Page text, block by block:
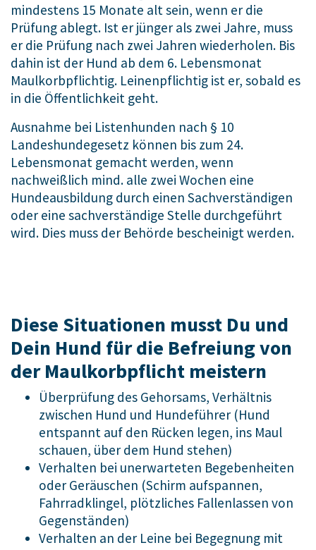
mindestens 15 Monate alt sein, wenn er die
Prüfung ablegt. Ist er jünger als zwei Jahre, muss
er die Prüfung nach zwei Jahren wiederholen. Bis
dahin ist der Hund ab dem 6. Lebensmonat
Maulkorbpflichtig. Leinenpflichtig ist er, sobald es
in die Öffentlichkeit geht.
Ausnahme bei Listenhunden nach § 10
Landeshundegesetz können bis zum 24.
Lebensmonat gemacht werden, wenn
nachweißlich mind. alle zwei Wochen eine
Hundeausbildung durch einen Sachverständigen
oder eine sachverständige Stelle durchgeführt
wird. Dies muss der Behörde bescheinigt werden.
Diese Situationen musst Du und
Dein Hund für die Befreiung von
der Maulkorbpflicht meistern
Überprüfung des Gehorsams, Verhältnis
zwischen Hund und Hundeführer (Hund
entspannt auf den Rücken legen, ins Maul
schauen, über dem Hund stehen)
Verhalten bei unerwarteten Begebenheiten
oder Geräuschen (Schirm aufspannen,
Fahrradklingel, plötzliches Fallenlassen von
Gegenständen)
Verhalten an der Leine bei Begegnung mit